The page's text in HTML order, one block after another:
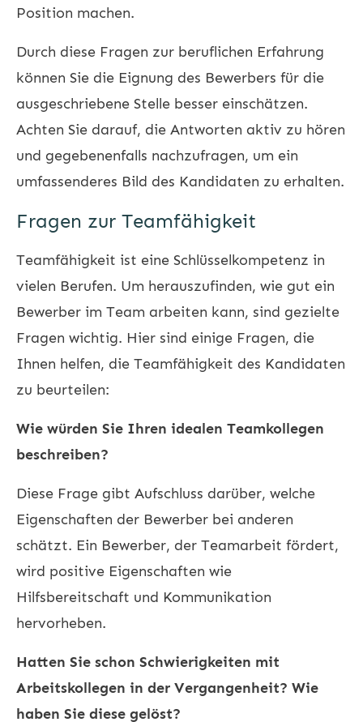
Position machen.
Durch diese Fragen zur beruflichen Erfahrung
können Sie die Eignung des Bewerbers für die
ausgeschriebene Stelle besser einschätzen.
Achten Sie darauf, die Antworten aktiv zu hören
und gegebenenfalls nachzufragen, um ein
umfassenderes Bild des Kandidaten zu erhalten.
Fragen zur Teamfähigkeit
Teamfähigkeit ist eine Schlüsselkompetenz in
vielen Berufen. Um herauszufinden, wie gut ein
Bewerber im Team arbeiten kann, sind gezielte
Fragen wichtig. Hier sind einige Fragen, die
Ihnen helfen, die Teamfähigkeit des Kandidaten
zu beurteilen:
Wie würden Sie Ihren idealen Teamkollegen
beschreiben?
Diese Frage gibt Aufschluss darüber, welche
Eigenschaften der Bewerber bei anderen
schätzt. Ein Bewerber, der Teamarbeit fördert,
wird positive Eigenschaften wie
Hilfsbereitschaft und Kommunikation
hervorheben.
Hatten Sie schon Schwierigkeiten mit
Arbeitskollegen in der Vergangenheit? Wie
haben Sie diese gelöst?